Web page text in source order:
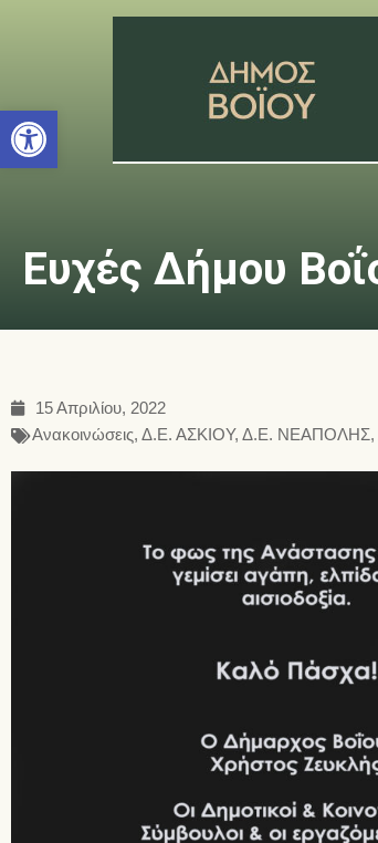
Ανοίξτε τη γραμμή
Ευχές Δήμου
15 Απριλίου, 2022
Ανακοινώσεις,Δ.Ε. ΑΣΚΙΟΥ,Δ.Ε. ΝΕΑΠΟΛΗΣ,